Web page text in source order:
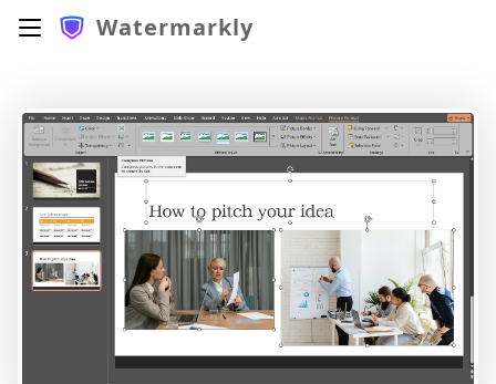
Watermarkly